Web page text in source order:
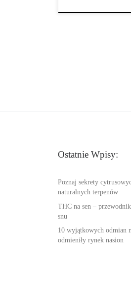
Ostatnie Wpisy:
Poznaj sekrety
naturalnych terpenów
THC na sen –
snu
10 wyjątkowych odmian
odmieniły rynek nasion